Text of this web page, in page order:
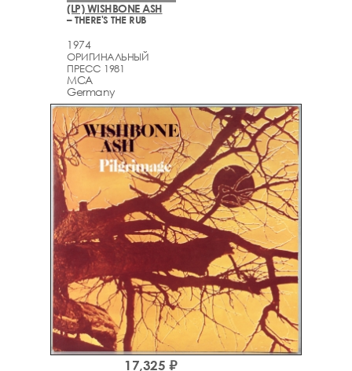
(LP) WISHBONE ASH
– THERE'S THE RUB
1974
ОРИГИНАЛЬНЫЙ
ПРЕСС 1981
MCA
Germany
17,325 ₽